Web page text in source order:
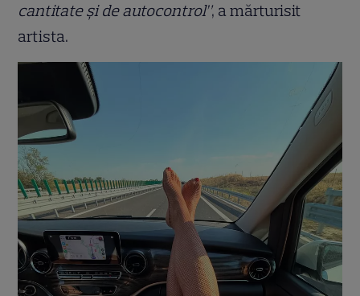
cantitate și de autocontrol”, a mărturisit
artista.